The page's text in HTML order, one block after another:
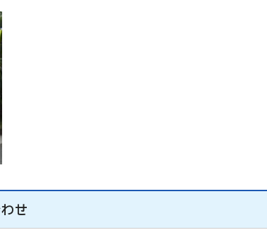
せ